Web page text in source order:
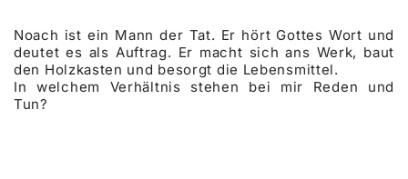
Noach ist ein Mann der Tat. Er hört Gottes Wort und
deutet es als Auftrag. Er macht sich ans Werk, baut
den Holzkasten und besorgt die Lebensmittel.
In welchem Verhältnis stehen bei mir Reden und
Tun?